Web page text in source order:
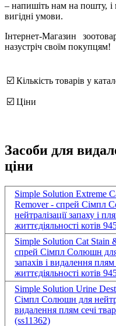
– напишіть нам на пошту,
вигідні умови.
Інтернет-Магазин
назустріч своїм покупцям!
☑️ Кількість товарів у
☑️ Ціни
Засоби для
ціни
Simple Solution Extreme
Remover - спрей Сімпл
нейтралізації запаху і
життєдіяльності котів
Simple Solution Cat Stain
спрей Сімпл Солюшн для
запахів і видалення плям
життєдіяльності котів
Simple Solution Urine
Сімпл Солюшн для
видалення плям сечі
(ss11362)